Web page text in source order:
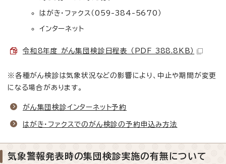
はがき・ファクス（059-384-5670）
インターネット
令和8年度 がん集団検診日程表 （PDF 388.8KB）
※各種がん検診は気象状況などの影響により、中止や期間が変更
になる場合があります。
がん集団検診インターネット予約
はがき・ファクスでのがん検診の予約申込み方法
気象警報発表時の集団検診実施の有無について